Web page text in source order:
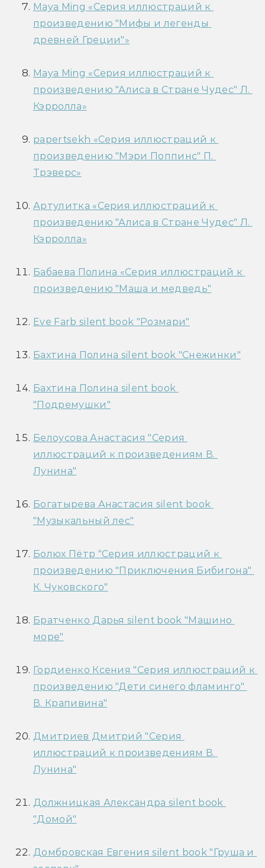
Maya Ming «Серия иллюстраций к
произведению "Мифы и легенды
древней Греции"»
Maya Ming «Серия иллюстраций к
произведению "Алиса в Стране Чудес" Л.
Кэрролла»
papertsekh «Серия иллюстраций к
произведению "Мэри Поппинс" П.
Трэверс»
Артулитка «Серия иллюстраций к
произведению "Алиса в Стране Чудес" Л.
Кэрролла»
Бабаева Полина «Серия иллюстраций к
произведению "Маша и медведь"
Eve Farb silent book "Розмари"
Бахтина Полина silent book "Снежинки"
Бахтина Полина silent book
"Подремушки"
Белоусова Анастасия "Серия
иллюстраций к произведениям В.
Лунина"
Богатырева Анастасия silent book
"Музыкальный лес"
Болюх Пётр "Серия иллюстраций к
произведению "Приключения Бибигона"
К. Чуковского"
Братченко Дарья silent book "Машино
море"
Гордиенко Ксения "Серия иллюстраций к
произведению "Дети синего фламинго"
В. Крапивина"
Дмитриев Дмитрий "Серия
иллюстраций к произведениям В.
Лунина"
Должницкая Александра silent book
"Домой"
Домбровская Евгения silent book "Груша и